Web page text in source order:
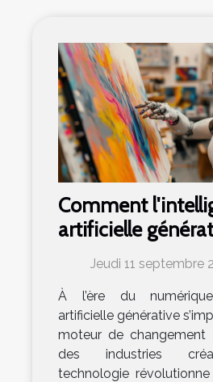
Comment
artificielle
transforme-t-elle
industries
Jeudi 11 septembre
À l’ère du
artificielle générative
moteur de changement
des industries
technologie